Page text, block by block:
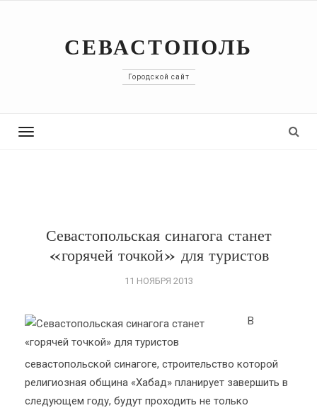
СЕВАСТОПОЛЬ
Городской сайт
Toggle
Севастопольская синагога станет
«горячей точкой» для туристов
11 НОЯБРЯ 2013
В
севастопольской синагоге, строительство которой
религиозная община «Хабад» планирует завершить в
следующем году, будут проходить не только